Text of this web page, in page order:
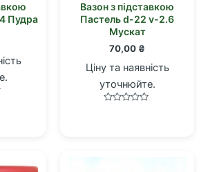
Пудра
Вазон з підставкою
Пастель d-22 v-2.6
Мускат
70,00 ₴
Ціну та наявність
уточнюйте.